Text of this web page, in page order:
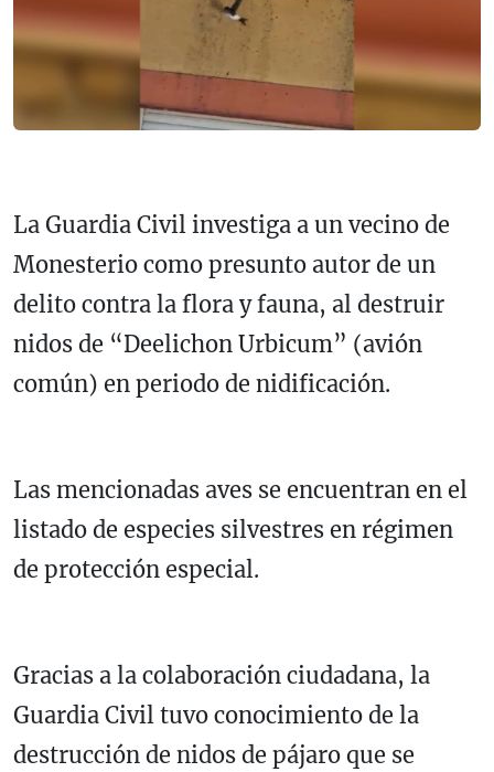
La Guardia Civil investiga a un vecino de
Monesterio como presunto autor de un
delito contra la flora y fauna, al destruir
nidos de “Deelichon Urbicum” (avión
común) en periodo de nidificación.
Las mencionadas aves se encuentran en el
listado de especies silvestres en régimen
de protección especial.
Gracias a la colaboración ciudadana, la
Guardia Civil tuvo conocimiento de la
destrucción de nidos de pájaro que se